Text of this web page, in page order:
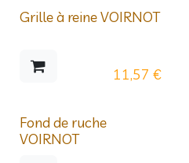
Grille à reine VOIRNOT
11,57 €
Fond de ruche
VOIRNOT